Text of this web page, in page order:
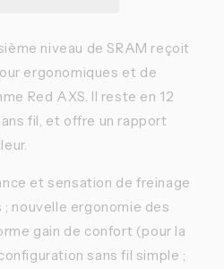
niveau de SRAM reçoit
ergonomiques et de
Red AXS. Il reste en 12
fil, et offre un rapport
et sensation de freinage
nouvelle ergonomie des
gain de confort (pour la
sans fil simple ;